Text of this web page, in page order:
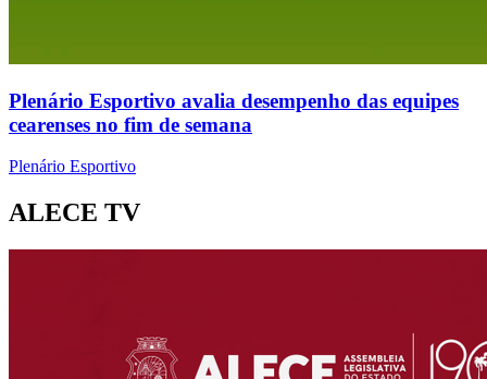
Plenário Esportivo avalia desempenho das equipes
cearenses no fim de semana
Plenário Esportivo
ALECE TV